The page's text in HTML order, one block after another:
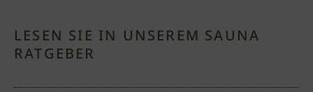
LESEN SIE IN UNSEREM SAUNA
RATGEBER